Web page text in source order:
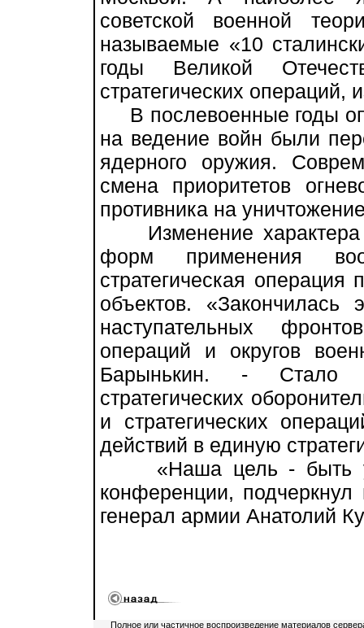
советской военной
называемые «10
годы Великой
стратегических операций,
В послевоенные годы
на ведение войн были
ядерного оружия.
смена приоритетов
противника на
Изменение характера
форм применения
стратегическая
объектов. «Закончилась
наступательных
операций и округов
Барынькин. - Стало
стратегических
и стратегических
действий в единую
«Наша цель - быть
конференции, подчеркнул
генерал армии Анатолий
Полное или частичное воспроизведение материалов